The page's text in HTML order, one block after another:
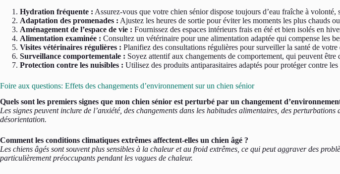
Hydration fréquente : Assurez-vous que votre chien sénior dispose toujours d’eau fraîche à
Adaptation des promenades : Ajustez les heures de sortie pour éviter les moments les plus chauds
Aménagement de l’espace de vie : Fournissez des espaces intérieurs frais en été et bien isolés en
Alimentation examinée : Consultez un vétérinaire pour une alimentation adaptée qui compense les
Visites vétérinaires régulières : Planifiez des consultations régulières pour surveiller la santé de
Surveillance comportementale : Soyez attentif aux changements de comportement, qui peuvent
Protection contre les nuisibles : Utilisez des produits antiparasitaires adaptés pour protéger contre
Foire aux questions: Effets des changements d’environnement sur un chien sénior
Quels sont les premiers signes que mon chien sénior est perturbé par un changement
Les signes peuvent inclure de l’anxiété, des changements dans les habitudes alimentaires, des
désorientation.
Comment les conditions climatiques extrêmes affectent-elles un chien âgé ?
Les chiens âgés sont souvent plus sensibles à la chaleur et au froid extrêmes, ce qui peut aggraver des
particulièrement préoccupants pendant les vagues de chaleur.